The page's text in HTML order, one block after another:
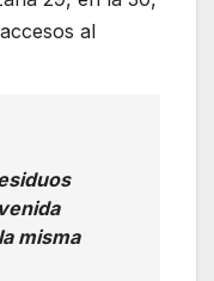
al
misma